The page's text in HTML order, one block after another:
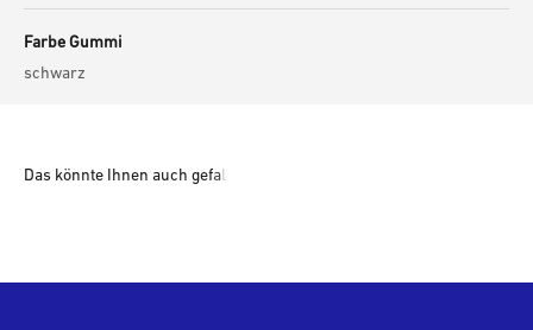
Farbe Gummi
schwarz